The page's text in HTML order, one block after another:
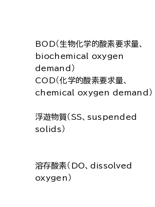
BOD（生物化学的酸素要求量、
biochemical oxygen
demand）
COD（化学的酸素要求量、
chemical oxygen demand）
浮遊物質（SS、suspended
solids）
溶存酸素（DO、dissolved
oxygen）